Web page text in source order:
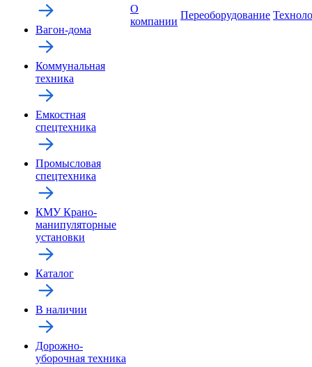
Вагон-дома
Коммунальная
техника
Емкостная
спецтехника
Промысловая
спецтехника
КМУ Крано-
манипуляторные
установки
Каталог
В наличии
Дорожно-
уборочная техника
О
компании
Переоборудование